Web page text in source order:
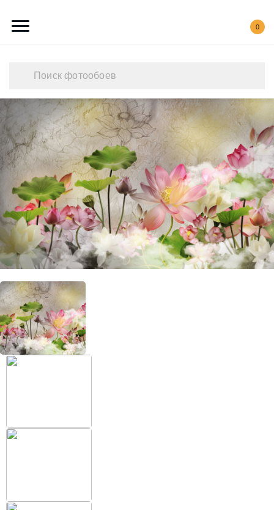
0
Каталог обоев
Наши работы
Создать свои фотообои
Акции
О нас
Контакты
+38 (097) 151 87 57
Избранное